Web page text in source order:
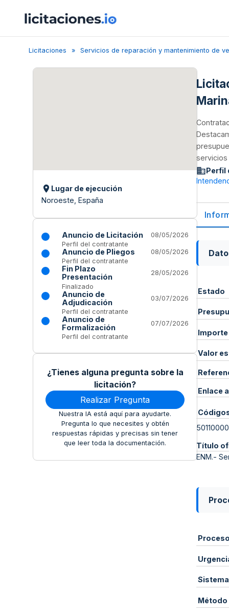
Licitaciones Servicios de reparación y mantenimiento de
Lugar de ejecución
Noroeste, España
Anuncio de Licitación
08/05/2026
Perfil del contratante
Anuncio de Pliegos
08/05/2026
Perfil del contratante
Fin Plazo
Presentación
28/05/2026
Finalizado
Anuncio de
Adjudicación
03/07/2026
Perfil del contratante
Anuncio de
Formalización
07/07/2026
Perfil del contratante
¿Tienes alguna pregunta sobre la
licitación?
Realizar Pregunta
Nuestra IA está aquí para ayudarte.
Pregunta lo que necesites y obtén
respuestas rápidas y precisas sin tener
que leer toda la documentación.
servicios
Perfil
Estado
Valor
Enlace
50110000
Título
ENM.-
Proceso
Método